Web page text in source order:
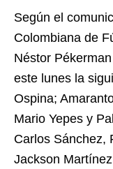
Según el
Colombiana de
Néstor
este lunes la
Ospina;
Mario Yepes y
Carlos Sánchez,
Jackson